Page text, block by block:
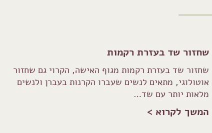
שחזור שד בעזרת רקמות
שחזור שד בעזרת רקמות מגוף האישה, הקרוי גם שחזור
אוטולוגי, מתאים לנשים שעברו הקרנות בעברן ולנשים
מלאות יותר עם שד…
המשך לקרוא >